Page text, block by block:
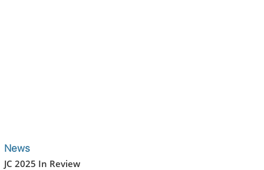
News
JC 2025 In Review